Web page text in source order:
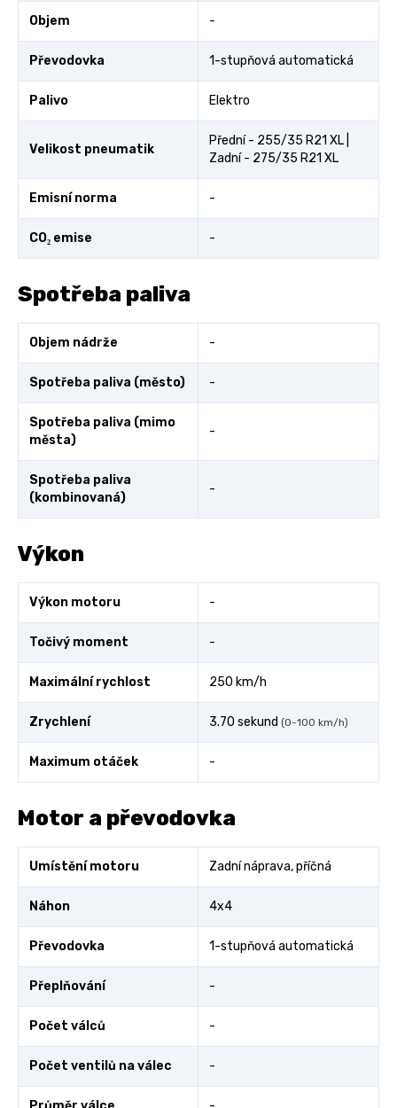
Objem -
Převodovka 1-stupňová automatická
Palivo Elektro
Velikost pneumatik
Přední - 255/35 R21 XL |
Zadní - 275/35 R21 XL
Emisní norma -
CO₂ emise -
Spotřeba paliva
Objem nádrže -
Spotřeba paliva (město) -
Spotřeba paliva (mimo
města)
-
Spotřeba paliva
(kombinovaná)
-
Výkon
Výkon motoru -
Točivý moment -
Maximální rychlost 250 km/h
Zrychlení 3.70 sekund (0-100 km/h)
Maximum otáček -
Motor a převodovka
Umístění motoru Zadní náprava, příčná
Náhon 4x4
Převodovka 1-stupňová automatická
Přeplňování -
Počet válců -
Počet ventilů na válec -